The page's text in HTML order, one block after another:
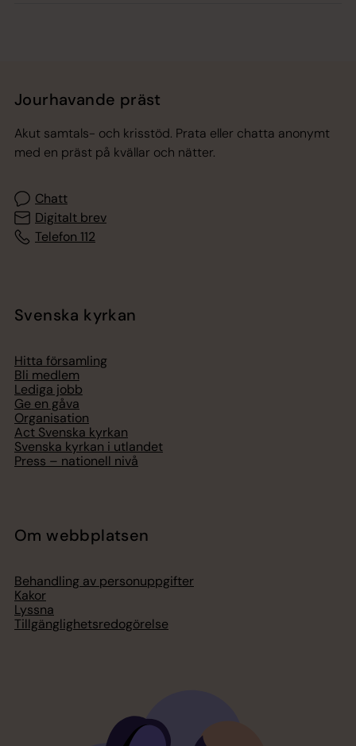
Jourhavande präst
Akut samtals- och krisstöd. Prata eller chatta anonymt
med en präst på kvällar och nätter.
Chatt
Digitalt brev
Telefon 112
Svenska kyrkan
Hitta församling
Bli medlem
Lediga jobb
Ge en gåva
Organisation
Act Svenska kyrkan
Svenska kyrkan i utlandet
Press – nationell nivå
Om webbplatsen
Behandling av personuppgifter
Kakor
Lyssna
Tillgänglighetsredogörelse